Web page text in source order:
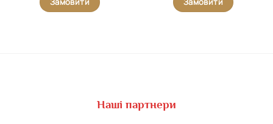
Наші партнери